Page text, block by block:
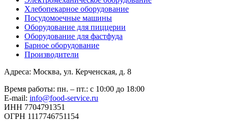
Хлебопекарное оборудование
Посудомоечные машины
Оборудование для пиццерии
Оборудование для фастфуда
Барное оборудование
Производители
Адреса: Москва, ул. Керченская, д. 8
Время работы: пн. – пт.: с 10:00 до 18:00
E-mail: info@food-service.ru
ИНН 7704791351
ОГРН 1117746751154